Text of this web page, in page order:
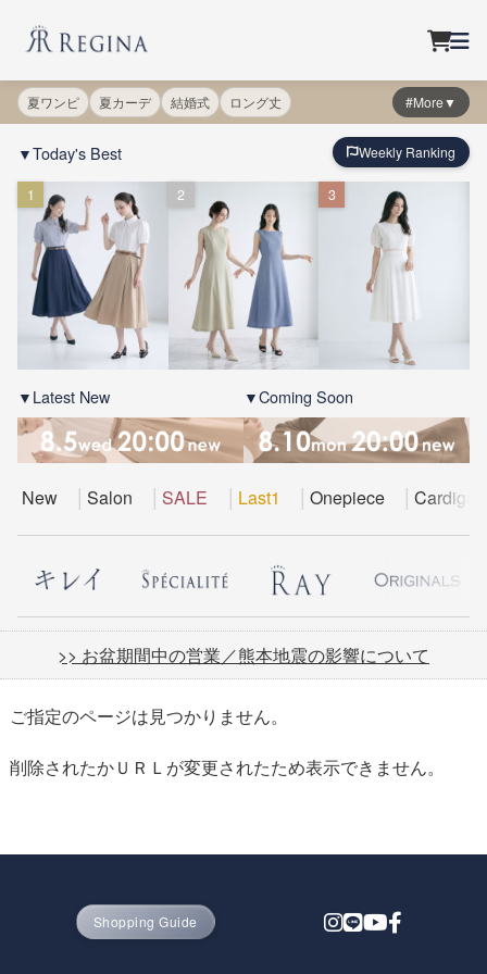
夏ワンピ 夏カーデ 結婚式 ロング丈 #More▼
▼Today's Best Weekly Ranking
1 2 3
▼Latest New ▼Coming Soon
New Salon SALE Last1 Onepiece Cardigan
>> お盆期間中の営業／熊本地震の影響について
ご指定のページは見つかりません。
削除されたかＵＲＬが変更されたため表示できません。
Shopping Guide